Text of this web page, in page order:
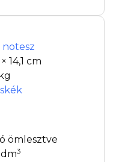
14,1 cm
ömlesztve
3